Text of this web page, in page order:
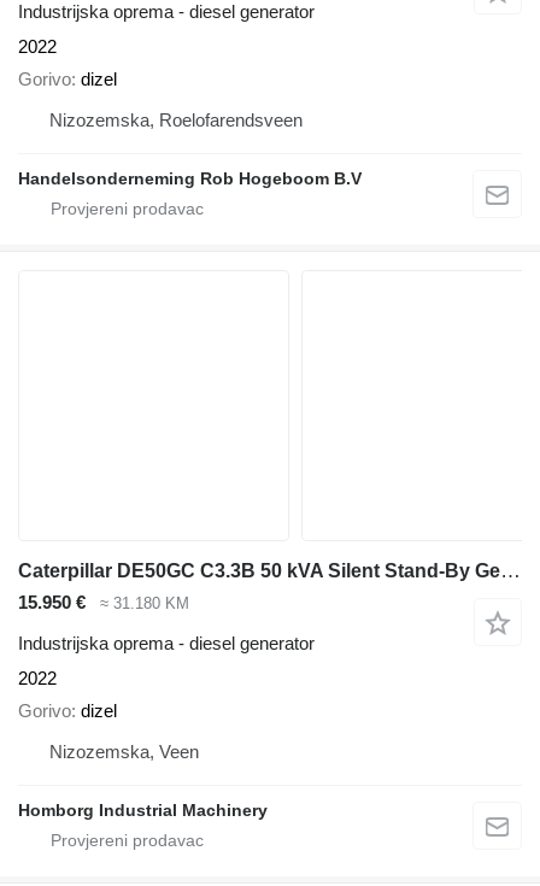
Industrijska oprema - diesel generator
2022
Gorivo dizel
Nizozemska, Roelofarendsveen
Handelsonderneming Rob Hogeboom B.V
Caterpillar DE50GC C3.3B 50 kVA Silent Stand-By Generatorset CAT New !
15.950 € ≈ 31.180 KM
Industrijska oprema - diesel generator
2022
Gorivo dizel
Nizozemska, Veen
Homborg Industrial Machinery